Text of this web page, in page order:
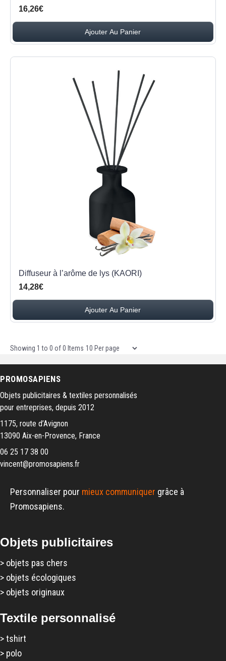
16,26€
Ajouter Au Panier
Diffuseur à l’arôme de lys (KAORI)
14,28€
Ajouter Au Panier
Showing 1 to 0 of0 Items Items per page
PROMOSAPIENS
Objets publicitaires & textiles personnalisés
pour entreprises, depuis 2012
1175, route d’Avignon
13090 Aix-en-Provence, France
06 25 17 38 00
vincent@promosapiens.fr
Personnaliser pour mieux communiquer grâce à
Promosapiens.
Objets publicitaires
> objets pas chers
> objets écologiques
> objets originaux
Textile personnalisé
>tshirt
> polo